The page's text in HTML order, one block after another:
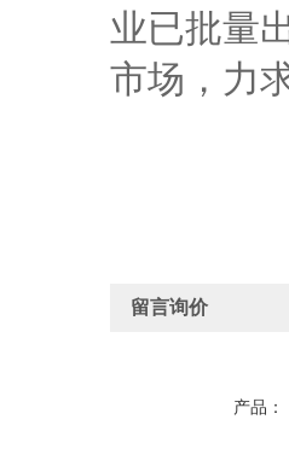
业已批量
市场，力
留言询价
产品：